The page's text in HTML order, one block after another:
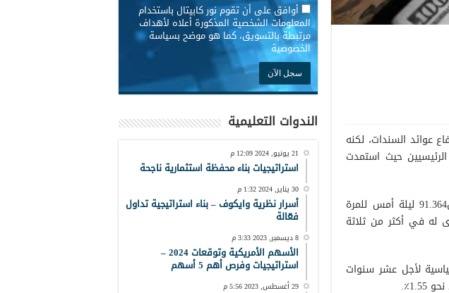
عوائد السندات، لكنه
حيث استمدت
فقد وارتفع مؤشر الدولار أمام 6 عملات رئيسية بنسبة 0.2٪ إلى 91.58 بعد أن سجل91.364 ليلة أمس للمرة
عن أعلى مستوى له في أكثر من ثلاثة
الخزانة القياسية لأجل عشر سنوات
* أوافق على أن تقوم نور كابيتال باستخدام
المعلومات الشخصية المذكورة أعلاه لأهداف
مرتبطة بالتسويق، كما هو موضح بسياسة
الخصوصية
الندوات التعليمية
21 يونيو, 2024 12:09 م
استراتيجيات بناء محفظة استثمارية ناجحة
30 يناير, 2024 1:32 م
أسرار نظرية وايكوف – بناء استراتيجية تداول
فعّالة
8 ديسمبر, 2023 3:33 م
الأسهم الأمريكية وتوقعات 2024 –
استراتيجيات وفرص أهم 5 أسهم
29 أغسطس, 2023 5:56 م